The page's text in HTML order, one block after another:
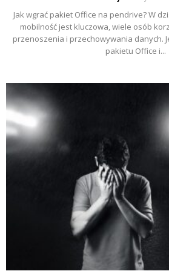
Jak wgrać pakiet Office na pendrive? W
mobilność jest kluczowa, wiele osób
przenoszenia i przechowywania danych.
pakietu Office i...